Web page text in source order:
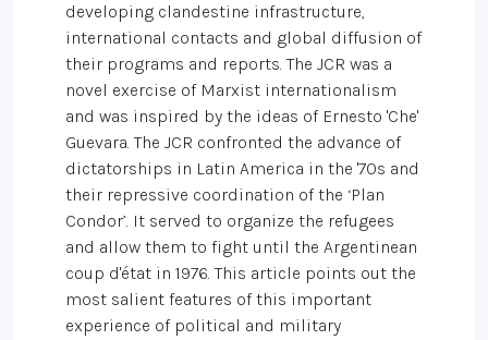
developing clandestine infrastructure,
international contacts and global diffusion of
their programs and reports. The JCR was a
novel exercise of Marxist internationalism
and was inspired by the ideas of Ernesto 'Che'
Guevara. The JCR confronted the advance of
dictatorships in Latin America in the '70s and
their repressive coordination of the ‘Plan
Condor’. It served to organize the refugees
and allow them to fight until the Argentinean
coup d'état in 1976. This article points out the
most salient features of this important
experience of political and military